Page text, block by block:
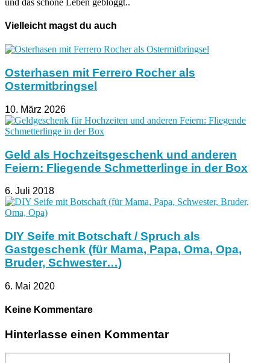
Vielleicht magst du auch
Osterhasen mit Ferrero Rocher als
Ostermitbringsel
10. März 2026
Geld als Hochzeitsgeschenk und anderen
Feiern: Fliegende Schmetterlinge in der Box
6. Juli 2018
DIY Seife mit Botschaft / Spruch als
Gastgeschenk (für Mama, Papa, Oma, Opa,
Bruder, Schwester…)
6. Mai 2020
Keine Kommentare
Hinterlasse einen Kommentar